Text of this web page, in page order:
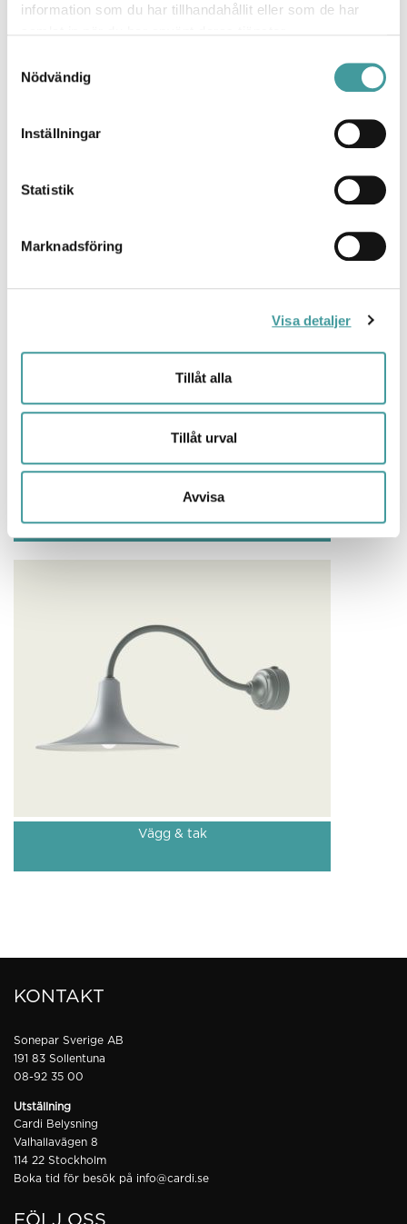
information som du har tillhandahållit eller som de har
Nödvändig
Inställningar
Statistik
Marknadsföring
Visa detaljer
Tillåt alla
Tillåt urval
Avvisa
Trädgårdsbelysning
Vägg & tak
KONTAKT
Sonepar Sverige AB
191 83 Sollentuna
08-92 35 00
Utställning
Cardi Belysning
Valhallavägen 8
114 22 Stockholm
Boka tid för besök på info@cardi.se
FÖLJ OSS